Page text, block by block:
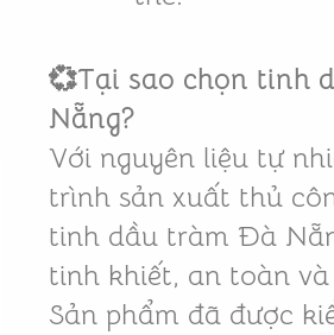
💞Tại sao chọn tinh
Nẵng?
Với nguyên liệu tự
trình sản xuất thủ
tinh dầu tràm Đà
tinh khiết, an toàn
Sản phẩm đã được